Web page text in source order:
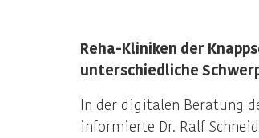
Reha-Kliniken der
unterschiedliche
In der digitalen Beratung
informierte Dr. Ralf